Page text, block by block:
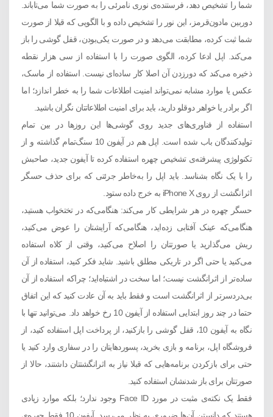
شما را تشخیص دهد، فرستنده‌ی نوری نامرئی را به ‌صورت شما می‌تاباند.
دوربین مادون‌قرمز، این نور را تشخیص داده و با الگویی که قبلا از صورت
شما ثبت کرده، مطابقت می‌دهد و در صورت یکی‌بودن، قفل گوشی را باز
می‌کند. اپل ادعا کرده، الگوی صورت را با استفاده از سی هزار نقطه
ذخیره می‌کند که دورزدن آن اصلا کار ساده‌ای نیست. استفاده از ماسک،
عکس یا موارد مشابه نمی‌تواند امنیت اطلاعات شما را به خطر اندازد؛ اما
اگر برادر یا خواهر دوقلو دارید، باید برای امنیت اطلاعاتتان نگران باشید.
استفاده از فناوری‌های جدید روی گوشی‌ها این روزها در بین تمام
تولیدکنندگان باب شده است. اپل هم در آیفون 10 سنگ‌تمام گذاشته و از
تکنولوژی پیشرفته‌ی تشخیص چهره استفاده کرده تا آیفون جدید، صاحبش
را با یک نگاه بشناسد. باید اپل را به‌خاطر جرئتی که برای حذف حسگر
اثرانگشت از روی iPhone X به خرج داده ستود.
حسگر چهره در هر شرایطی کار می‌کند: هنگامی‌که در تختخواب هستید،
هنگامی‌که عینک آفتابی زده‌اید، هنگامی‌که آرایشتان را عوض می‌کنید،
ریش می‌گذارید یا صورتتان را اصلاح می‌کنید، وقتی از کلاه استفاده
می‌کنید یا حتی اگر در تاریکی مطلق باشید. شاید فکر کنید، استفاده از آن
ساده‌تر از اثرانگشت نیست؛ اما سخت در اشتباه‌اید؛ چراکه استفاده از آن
بی‌دردسرتر از اثرانگشت است و فقط باید به آن عادت کنید که این اتفاق
حتما در چند روز ابتدایی استفاده از آیفون 10 رخ خواهد داد. می‌توانید تنها با
نگاه به آیفون 10، قفل گوشی را بازکنید، از پرداخت اپل استفاده کنید، از
فروشگاه اپل، برنامه و بازی بخرید، پسورد‌هایتان را در سفاری وارد کنید یا
حتی برای بازکردن برنامه‌هایی که قبلا نیاز به اثرانگشتتان داشتند، حالا از
صورتتان برای باز شدنشان استفاده کنید.
فقط یک نکته‌ی مثبت در مورد Face ID وجود ندارد؛ بلکه موارد زیادی